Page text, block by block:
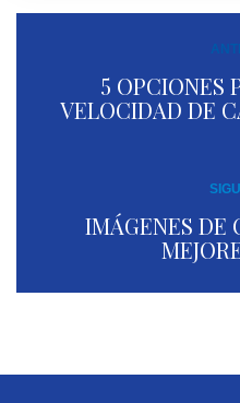
5 OPCIONES
VELOCIDAD DE
IMÁGENES DE